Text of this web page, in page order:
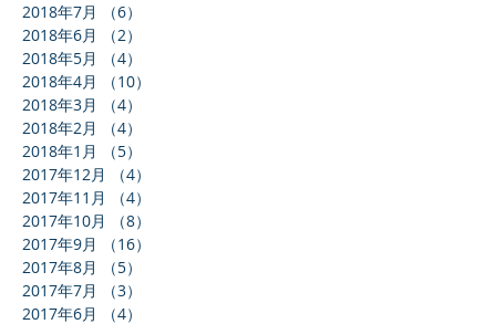
2018年7月
（6）
2018年6月
（2）
2018年5月
（4）
2018年4月
（10）
2018年3月
（4）
2018年2月
（4）
2018年1月
（5）
2017年12月
（4）
2017年11月
（4）
2017年10月
（8）
2017年9月
（16）
2017年8月
（5）
2017年7月
（3）
2017年6月
（4）